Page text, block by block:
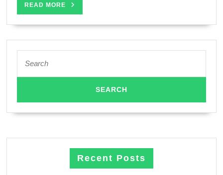
READ MORE
MORE
for:
Recent Posts